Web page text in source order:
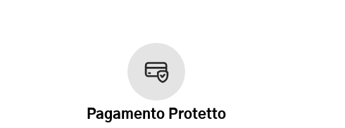
Pagamento Protetto